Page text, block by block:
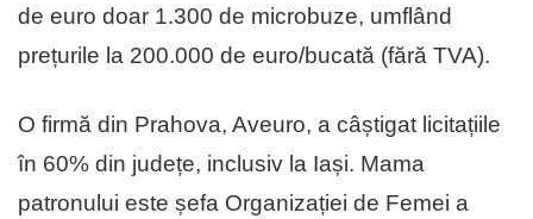
de euro doar 1.300 de microbuze, umflând
prețurile la 200.000 de euro/bucată (fără TVA).
O firmă din Prahova, Aveuro, a câștigat licitațiile
în 60% din județe, inclusiv la Iași. Mama
patronului este șefa Organizației de Femei a